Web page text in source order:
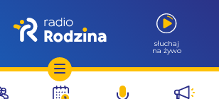
słuchaj
na żywo